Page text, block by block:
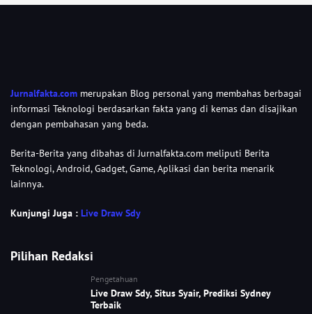
Jurnalfakta.com merupakan Blog personal yang membahas berbagai
informasi Teknologi berdasarkan fakta yang di kemas dan disajikan
dengan pembahasan yang beda.
Berita-Berita yang dibahas di Jurnalfakta.com meliputi Berita
Teknologi, Android, Gadget, Game, Aplikasi dan berita menarik
lainnya.
Kunjungi Juga : Live Draw Sdy
Pilihan Redaksi
Pengetahuan
Live Draw Sdy, Situs Syair, Prediksi Sydney
Terbaik